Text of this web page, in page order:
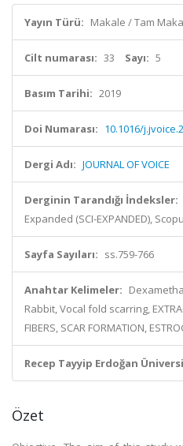
Yayın Türü: Makale / Tam
Cilt numarası: 33 Sayı: 5
Basım Tarihi: 2019
Doi Numarası: 10.1016/
Dergi Adı: JOURNAL OF VOICE
Derginin Tarandığı İndeksler:
Expanded (SCI-EXPANDED),
Sayfa Sayıları: ss.759-766
Anahtar Kelimeler:
Rabbit, Vocal fold scarring,
FIBERS, SCAR FORMATION,
Recep Tayyip Erdoğan
Özet